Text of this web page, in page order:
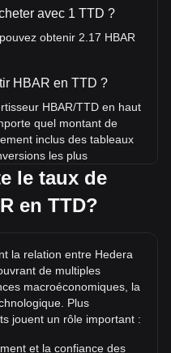
avec 1 TTD ?
obtenir 2.17 HBAR
HBAR en TTD ?
HBAR/TTD en haut
quel montant de
inclus des tableaux
les plus
à 10.86 HBAR,
2.3TTD.
de 1 HBAR/TTD
de en TTD ?
de change de Hedera
du mois dernier, le
le taux de
en TTD?
la relation entre Hedera
de multiples
macroéconomiques, la
Plus
jouent un rôle important :
et la confiance des